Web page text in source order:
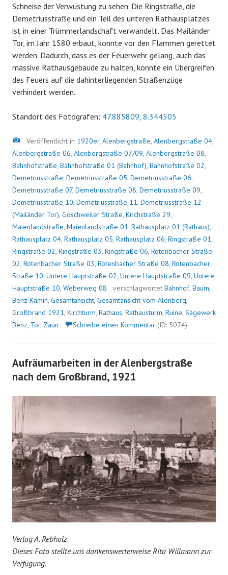
Schneise der Verwüstung zu sehen. Die Ringstraße, die
Demetriusstraße und ein Teil des unteren Rathausplatzes
ist in einer Trümmerlandschaft verwandelt. Das Mailänder
Tor, im Jahr 1580 erbaut, konnte vor den Flammen gerettet
werden. Dadurch, dass es der Feuerwehr gelang, auch das
massive Rathausgebäude zu halten, konnte ein Übergreifen
des Feuers auf die dahinterliegenden Straßenzüge
verhindert werden.
Standort des Fotografen: 47.885809, 8.344505
Bild
Veröffentlicht in 1920er, Alenbergstraße, Alenbergstraße 04,
Alenbergstraße 06, Alenbergstraße 07/09, Alenbergstraße 08,
Bahnhofstraße, Bahnhofstraße 01 (Bahnhof), Bahnhofstraße 02,
Demetriusstraße, Demetriusstraße 05, Demetriusstraße 06,
Demetriusstraße 07, Demetriusstraße 08, Demetriusstraße 09,
Demetriusstraße 10, Demetriusstraße 11, Demetriusstraße 12
(Mailänder Tor), Göschweiler Straße, Kirchstraße 29,
Maienlandstraße, Maienlandstraße 01, Rathausplatz 01 (Rathaus),
Rathausplatz 04, Rathausplatz 05, Rathausplatz 06, Ringstraße 01,
Ringstraße 02, Ringstraße 03, Ringstraße 06, Rötenbacher Straße
02, Rötenbacher Straße 03, Rötenbacher Straße 08, Rötenbacher
Straße 10, Untere Hauptstraße 02, Untere Hauptstraße 09, Untere
Hauptstraße 10, Weberweg 08 verschlagwortet Bahnhof, Baum,
Benz-Kamin, Gesamtansicht, Gesamtansicht vom Alenberg,
Großbrand 1921, Kirchturm, Rathaus, Rathausturm, Ruine, Sägewerk
Benz, Tor, Zaun Schreibe einen Kommentar (ID: 5074)
Aufräumarbeiten in der Alenbergstraße
nach dem Großbrand, 1921
Verlag A. Rebholz
Dieses Foto stellte uns dankenswerterweise Rita Willmann zur
Verfügung.